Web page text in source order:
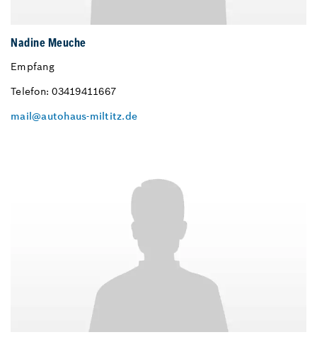
Nadine Meuche
Empfang
Telefon: 03419411667
mail@autohaus-miltitz.de